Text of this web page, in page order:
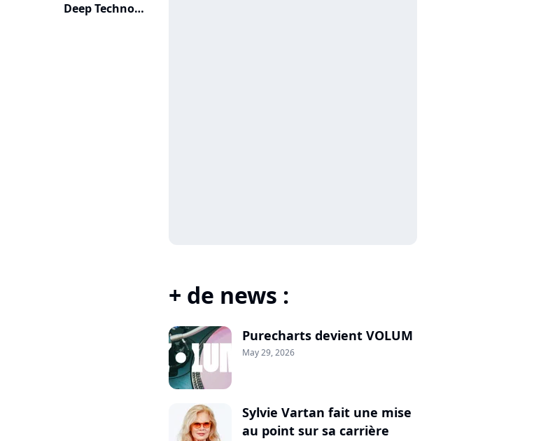
Deep Techno
+ de news :
Purecharts devient VOLUM
May 29, 2026
Sylvie Vartan fait une mise
au point sur sa carrière